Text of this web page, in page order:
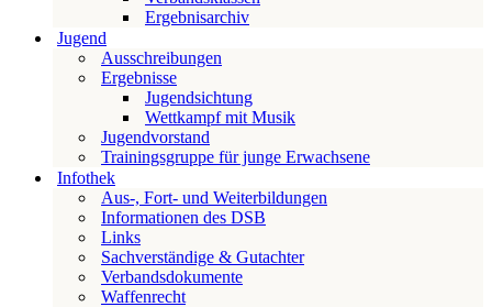
Ergebnisarchiv
Jugend
Ausschreibungen
Ergebnisse
Jugendsichtung
Wettkampf mit Musik
Jugendvorstand
Trainingsgruppe für junge Erwachsene
Infothek
Aus-, Fort- und Weiterbildungen
Informationen des DSB
Links
Sachverständige & Gutachter
Verbandsdokumente
Waffenrecht